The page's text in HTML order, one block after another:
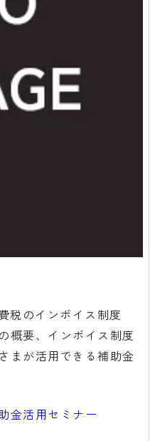
税のインボイス制度
概要、インボイス制度
まが活用できる補助金
金活用セミナー